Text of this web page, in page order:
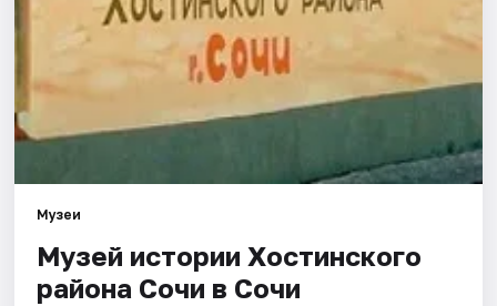
Музеи
Музей истории Хостинского
района Сочи в Сочи